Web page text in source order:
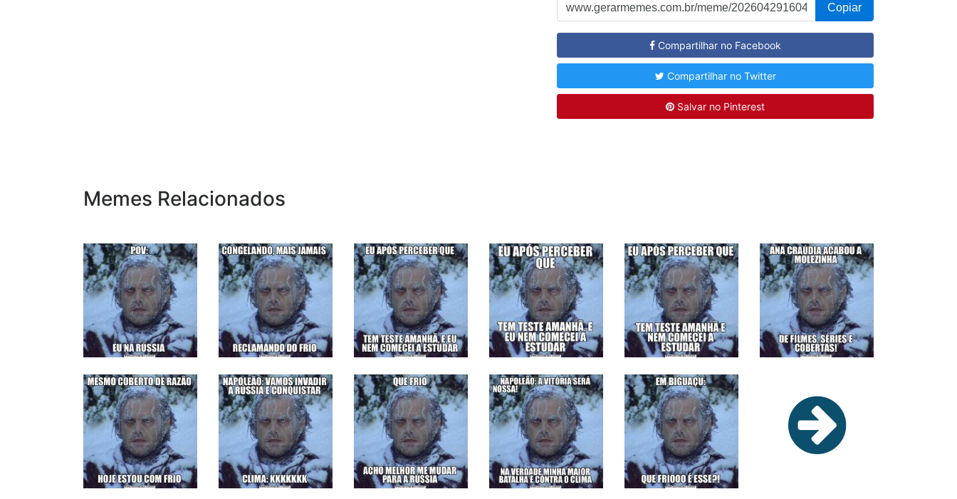
Copiar
Compartilhar no Facebook
Compartilhar no Twitter
Salvar no Pinterest
Memes Relacionados